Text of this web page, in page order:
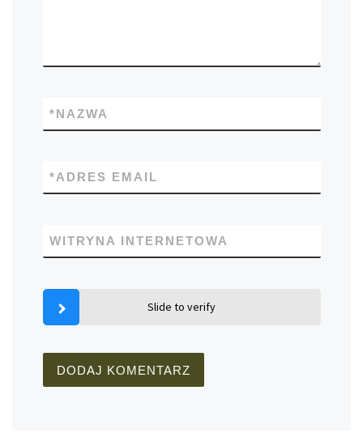
NAZWA
*
ADRES EMAIL
*
WITRYNA INTERNETOWA
Slide to verify